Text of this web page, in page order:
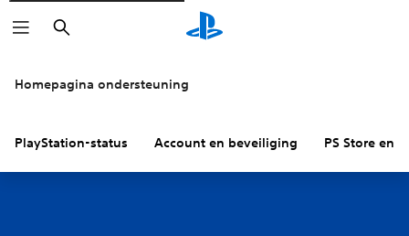
Zoeken
Homepagina ondersteuning
PlayStation-status Account en beveiliging PS Store en